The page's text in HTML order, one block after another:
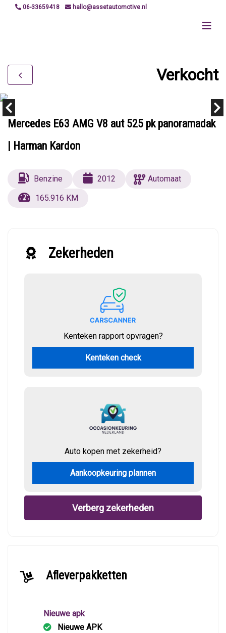
06-33659418 hallo@assetautomotive.nl
Verkocht
Mercedes E63 AMG V8 aut 525 pk panoramadak
| Harman Kardon
Benzine 2012
Automaat
165.916 KM
Zekerheden
Kenteken rapport opvragen?
Kenteken check
Auto kopen met zekerheid?
Aankoopkeuring plannen
Verberg zekerheden
Afleverpakketten
Nieuwe apk
Nieuwe APK